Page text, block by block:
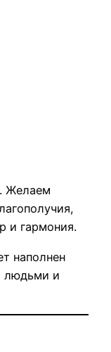
Желаем
и гармония.
наполнен
людьми и